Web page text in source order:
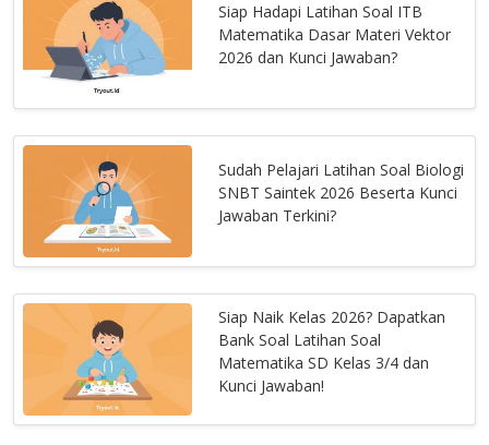
Siap Hadapi Latihan Soal ITB
Matematika Dasar Materi Vektor
2026 dan Kunci Jawaban?
Sudah Pelajari Latihan Soal Biologi
SNBT Saintek 2026 Beserta Kunci
Jawaban Terkini?
Siap Naik Kelas 2026? Dapatkan
Bank Soal Latihan Soal
Matematika SD Kelas 3/4 dan
Kunci Jawaban!